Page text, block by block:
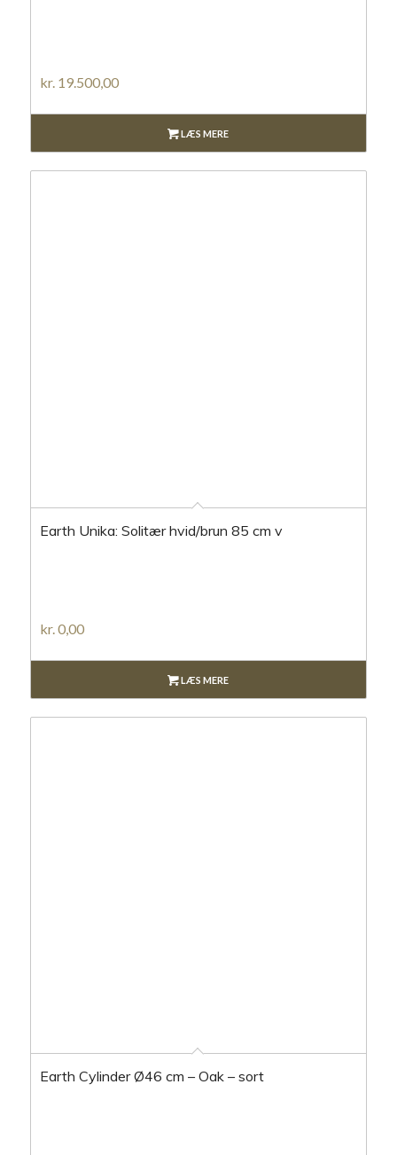
kr. 19.500,00
LÆS MERE
Earth Unika: Solitær hvid/brun 85 cm v
kr. 0,00
LÆS MERE
Earth Cylinder Ø46 cm – Oak – sort